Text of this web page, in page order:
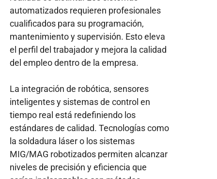
automatizados requieren profesionales
cualificados para su programación,
mantenimiento y supervisión. Esto eleva
el perfil del trabajador y mejora la calidad
del empleo dentro de la empresa.
La integración de robótica, sensores
inteligentes y sistemas de control en
tiempo real está redefiniendo los
estándares de calidad. Tecnologías como
la soldadura láser o los sistemas
MIG/MAG robotizados permiten alcanzar
niveles de precisión y eficiencia que